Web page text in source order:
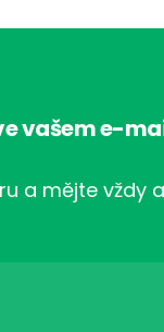
vašem e-
a mějte vždy